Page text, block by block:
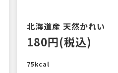
北海道産 天然かれい
180円(税込)
75kcal